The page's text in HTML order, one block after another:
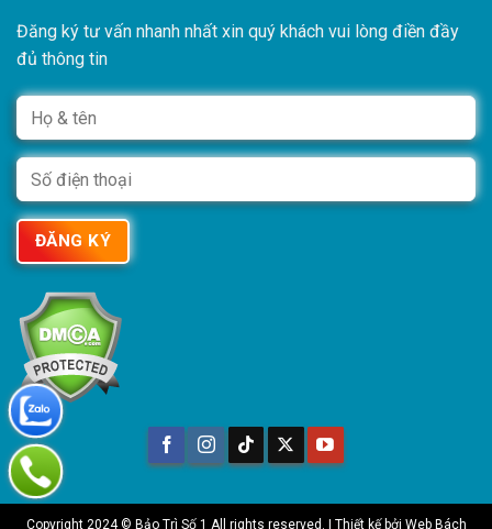
Đăng ký tư vấn nhanh nhất xin quý khách vui lòng điền đầy
đủ thông tin
Copyright 2024 © Bảo Trì Số 1 All rights reserved. | Thiết kế bởi Web Bách